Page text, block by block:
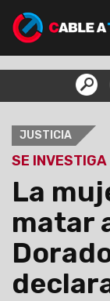
JUSTICIA
SE
La
matar